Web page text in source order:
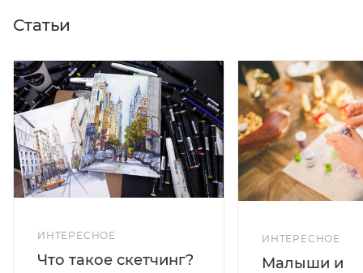
Статьи
ИНТЕРЕСНОЕ
Что такое скетчинг?
ИНТЕРЕСНОЕ
Малыши и